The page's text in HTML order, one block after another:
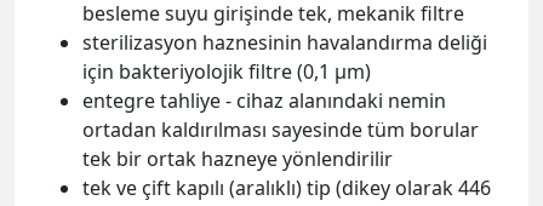
besleme suyu girişinde tek, mekanik filtre
sterilizasyon haznesinin havalandırma deliği
için bakteriyolojik filtre (0,1 µm)
entegre tahliye - cihaz alanındaki nemin
ortadan kaldırılması sayesinde tüm borular
tek bir ortak hazneye yönlendirilir
tek ve çift kapılı (aralıklı) tip (dikey olarak 446